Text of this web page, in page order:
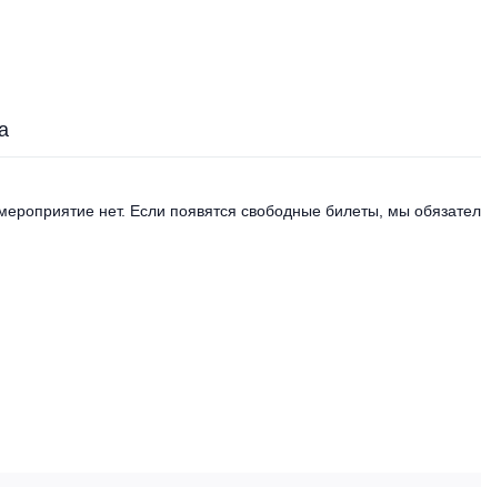
нет. Если появятся свободные билеты, мы